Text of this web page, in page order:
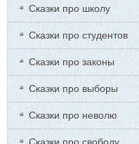
Сказки про школу
Сказки про студентов
Сказки про законы
Сказки про выборы
Сказки про неволю
Сказки про свободу